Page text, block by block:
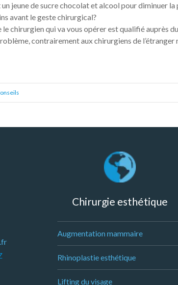
un jeune de sucre chocolat et alcool pour diminuer
avant le geste chirurgical?
le chirurgien qui va vous opérer est qualifié auprès
contrairement aux chirurgiens de
Chirurgie esthétique
Augmentation mammaire
Rhinoplastie esthétique
Lifting du visage